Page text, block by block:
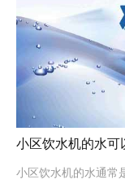
小区饮水机的水可
小区饮水机的水通常